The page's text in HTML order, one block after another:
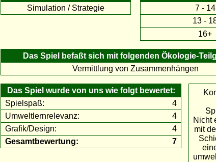
Simulation / Strategie
7 - 14
13 -
16+
Das Spiel befaßt sich mit folgenden Ökologie-
Vermittlung von Zusammenhängen
Das Spiel wurde von uns wie folgt bewertet:
Spielspaß:
4
Umweltlernrelevanz:
4
Grafik/Design:
4
Gesamtbewertung:
7
Nicht
mit